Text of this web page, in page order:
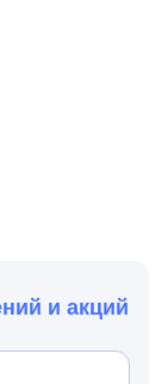
и акций